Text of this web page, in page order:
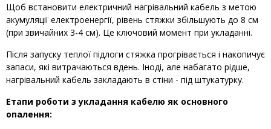
Щоб встановити електричний нагрівальний кабель з метою
акумуляції електроенергії, рівень стяжки збільшують до 8 см
(при звичайних 3-4 см). Це ключовий момент при укладанні.
Після запуску теплої підлоги стяжка прогрівається і накопичує
запаси, які витрачаються вдень. Іноді, але набагато рідше,
нагрівальний кабель закладають в стіни - під штукатурку.
Етапи роботи з укладання кабелю як основного
опалення: